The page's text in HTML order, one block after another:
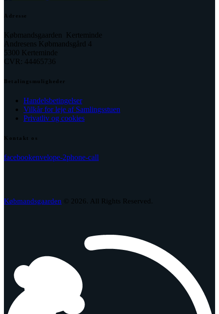
Adresse
Købmandsgaarden Kerteminde
Andresens Købmandsgård 4
5300 Kerteminde
CVR: 44465736
Betalingsmuligheder
Handelsbetingelser
Vilkår for leje af Samlingsstuen
Privatliv og cookies
Kontakt os
facebookenvelope-2phone-call
Købmandsgaarden © 2026. All Rights Reserved.